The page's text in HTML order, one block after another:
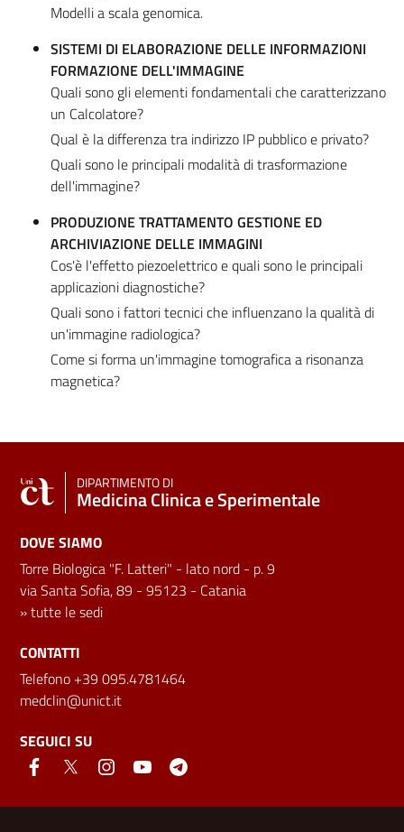
Modelli a scala genomica.
SISTEMI DI ELABORAZIONE DELLE INFORMAZIONI
FORMAZIONE DELL'IMMAGINE
Quali sono gli elementi fondamentali che caratterizzano
un Calcolatore?
Qual è la differenza tra indirizzo IP pubblico e privato?
Quali sono le principali modalità di trasformazione
dell'immagine?
PRODUZIONE TRATTAMENTO GESTIONE ED
ARCHIVIAZIONE DELLE IMMAGINI
Cos'è l'effetto piezoelettrico e quali sono le principali
applicazioni diagnostiche?
Quali sono i fattori tecnici che influenzano la qualità di
un'immagine radiologica?
Come si forma un'immagine tomografica a risonanza
magnetica?
DIPARTIMENTO DI
Medicina Clinica e Sperimentale
DOVE SIAMO
Torre Biologica "F. Latteri" - lato nord - p. 9
via Santa Sofia, 89 - 95123 - Catania
»tutte le sedi
CONTATTI
Telefono +39 095.4781464
medclin@unict.it
SEGUICI SU
Link e informazioni utili